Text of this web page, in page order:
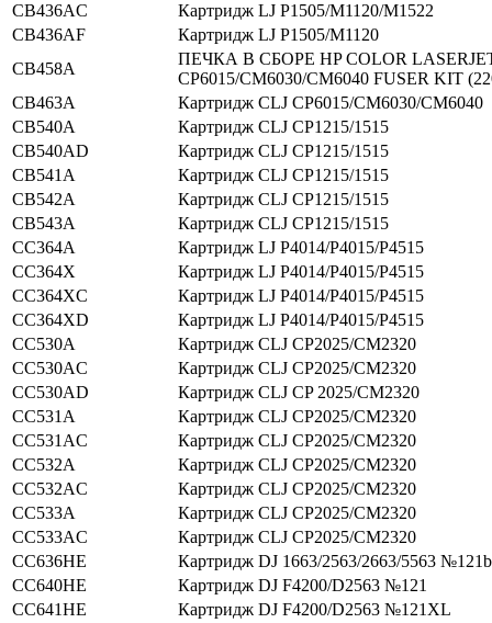
CB436AC
Картридж LJ P1505/M1120/M1522
CB436AF
Картридж LJ P1505/M1120
CB458A
ПЕЧКА В СБОРЕ HP COLOR
CP6015/CM6030/CM6040 FUSER KIT
CB463A
Картридж CLJ CP6015/CM6030/CM6040
CB540A
Картридж CLJ CP1215/1515
CB540AD
Картридж CLJ CP1215/1515
CB541A
Картридж CLJ CP1215/1515
CB542A
Картридж CLJ CP1215/1515
CB543A
Картридж CLJ CP1215/1515
CC364A
Картридж LJ P4014/P4015/P4515
CC364X
Картридж LJ P4014/P4015/P4515
CC364XC
Картридж LJ P4014/P4015/P4515
CC364XD
Картридж LJ P4014/P4015/P4515
CC530A
Картридж CLJ CP2025/CM2320
CC530AC
Картридж CLJ CP2025/CM2320
CC530AD
Картридж CLJ CP 2025/CM2320
CC531A
Картридж CLJ CP2025/CM2320
CC531AC
Картридж CLJ CP2025/CM2320
CC532A
Картридж CLJ CP2025/CM2320
CC532AC
Картридж CLJ CP2025/CM2320
CC533A
Картридж CLJ CP2025/CM2320
CC533AC
Картридж CLJ CP2025/CM2320
CC636HE
Картридж DJ 1663/2563/2663/5563 №121b
CC640HE
Картридж DJ F4200/D2563 №121
CC641HE
Картридж DJ F4200/D2563 №121XL